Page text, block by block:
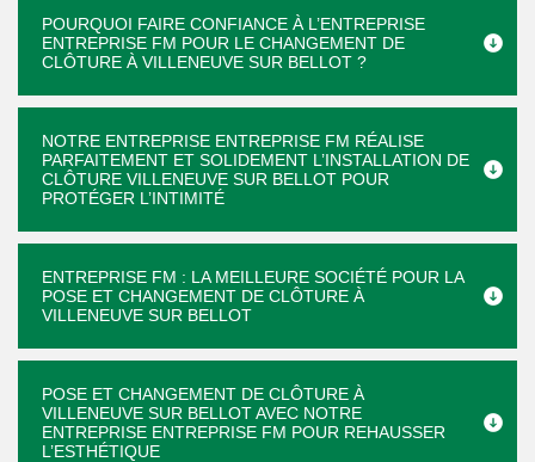
POURQUOI FAIRE CONFIANCE À L’ENTREPRISE
ENTREPRISE FM POUR LE CHANGEMENT DE
CLÔTURE À VILLENEUVE SUR BELLOT ?
NOTRE ENTREPRISE ENTREPRISE FM RÉALISE
PARFAITEMENT ET SOLIDEMENT L’INSTALLATION DE
CLÔTURE VILLENEUVE SUR BELLOT POUR
PROTÉGER L’INTIMITÉ
ENTREPRISE FM : LA MEILLEURE SOCIÉTÉ POUR LA
POSE ET CHANGEMENT DE CLÔTURE À
VILLENEUVE SUR BELLOT
POSE ET CHANGEMENT DE CLÔTURE À
VILLENEUVE SUR BELLOT AVEC NOTRE
ENTREPRISE ENTREPRISE FM POUR REHAUSSER
L’ESTHÉTIQUE